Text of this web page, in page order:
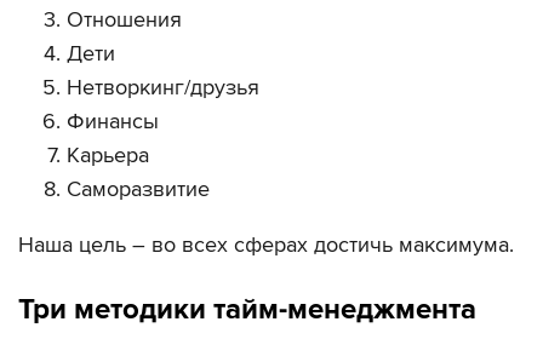
Отношения
Дети
Нетворкинг/друзья
Финансы
Карьера
Саморазвитие
Наша цель – во всех сферах достичь максимума.
Три методики тайм-менеджмента